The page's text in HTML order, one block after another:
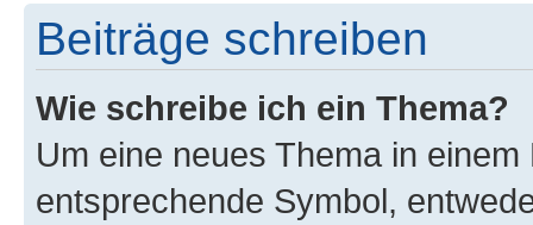
Beiträge schreiben
Wie schreibe ich ein Thema?
Um eine neues Thema in
entsprechende Symbol,